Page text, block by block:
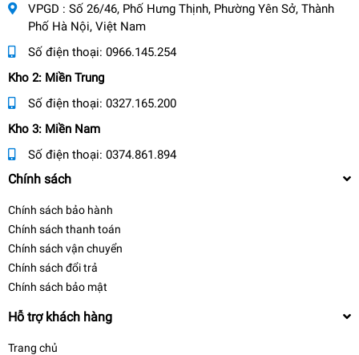
VPGD : Số 26/46, Phố Hưng Thịnh, Phường Yên Sở, Thành
Phố Hà Nội, Việt Nam
Số điện thoại: 0966.145.254
Kho 2: Miền Trung
Số điện thoại: 0327.165.200
Kho 3: Miền Nam
Số điện thoại: 0374.861.894
Chính sách
Chính sách bảo hành
Chính sách thanh toán
Chính sách vận chuyển
Chính sách đổi trả
Chính sách bảo mật
Hỗ trợ khách hàng
Trang chủ